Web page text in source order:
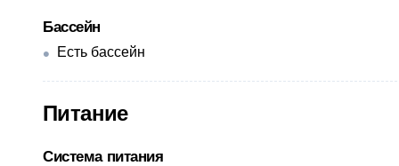
Бассейн
Есть бассейн
Питание
Система питания